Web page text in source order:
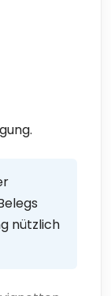
nützlich